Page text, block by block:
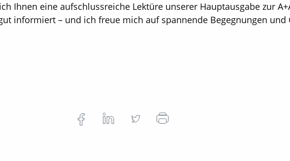
Ihnen eine aufschlussreiche Lektüre unserer Hauptausgabe zur
informiert – und ich freue mich auf spannende Begegnungen und